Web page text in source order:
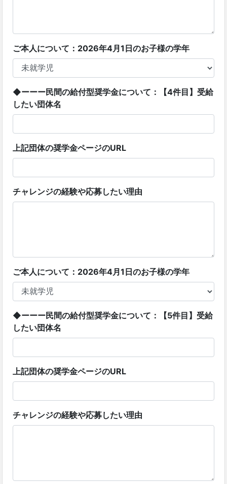
ご本人について：2026年4月1日のお子様の学年
◆ーーー民間の給付型奨学金について：【4件目】受給
したい団体名
上記団体の奨学金ページのURL
チャレンジの経験や応募したい理由
ご本人について：2026年4月1日のお子様の学年
◆ーーー民間の給付型奨学金について：【5件目】受給
したい団体名
上記団体の奨学金ページのURL
チャレンジの経験や応募したい理由